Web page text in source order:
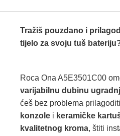
Tražiš pouzdano i
tijelo za svoju tuš
Roca Ona A5E3501C00
varijabilnu dubinu
ćeš bez problema
konzole i keramičke
kvalitetnog kroma, štiti